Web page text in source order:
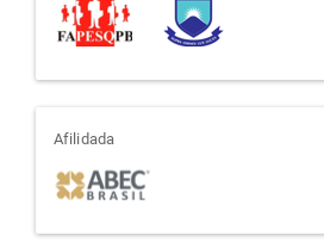
afiliada
Afilidada